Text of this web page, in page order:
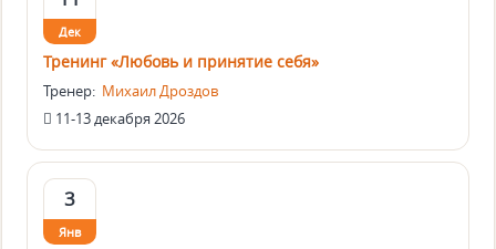
Дек
Тренинг «Любовь и принятие себя»
Тренер: Михаил Дроздов
11-13 декабря 2026
3
Янв